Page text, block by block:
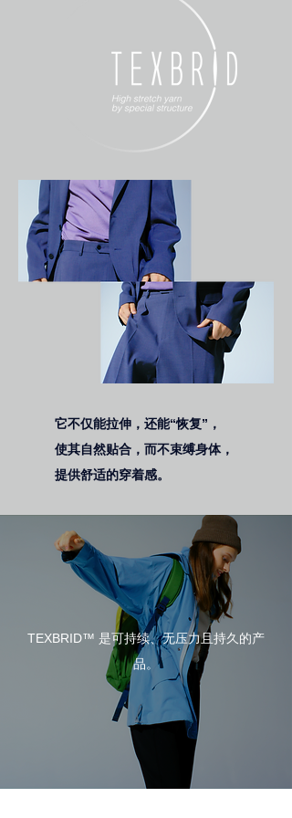
它不仅能拉伸，还能“恢复”，
使其自然贴合，而不束缚身体，
提供舒适的穿着感。
TEXBRID™ 是可持续、无压力且持久的产
品。